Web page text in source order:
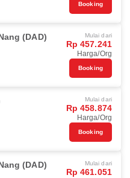
Booking
(DAD) Mulai dari
Rp 457.241
Harga/Org
Booking
Mulai dari
Rp 458.874
Harga/Org
Booking
(DAD) Mulai dari
Rp 461.051